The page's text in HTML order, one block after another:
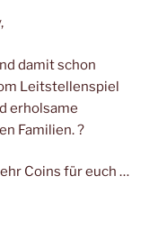
damit schon
Leitstellenspiel
erholsame
Familien. ?
Coins für euch …